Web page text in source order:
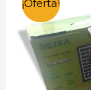
¡Oferta!